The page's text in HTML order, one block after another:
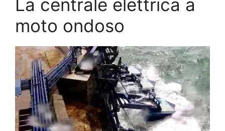
La centrale elettrica a
moto ondoso